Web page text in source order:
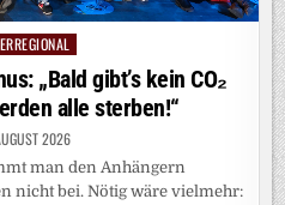
„Bald gibt’s kein CO₂
alle sterben!“
2026
man den Anhängern
nicht bei. Nötig wäre vielmehr: